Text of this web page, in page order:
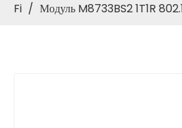
Fi / Модуль M8733BS2 1T1R